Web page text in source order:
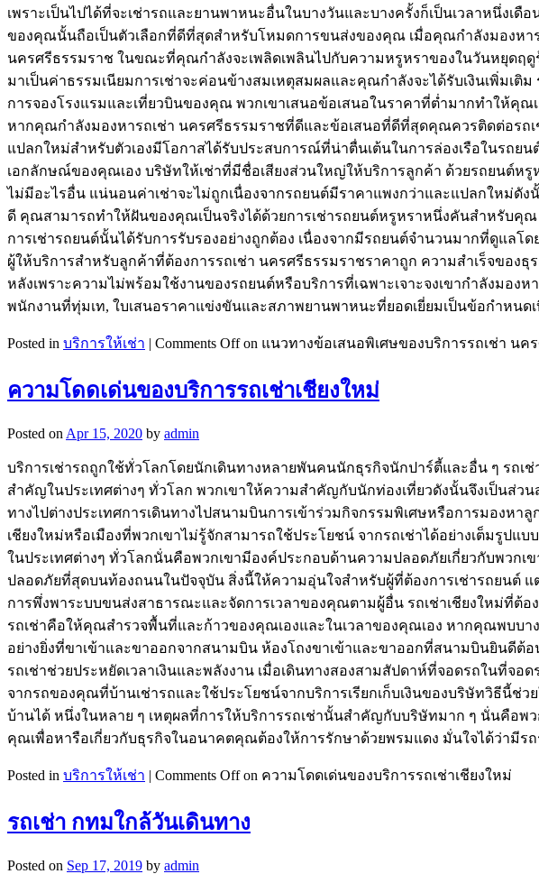
เพราะเป็นไปได้ที่จะเช่ารถและยานพาหนะอื่นในบางวันและบางครั้งก็เป็นเวลาหนึ่งเ
ของคุณนั้นถือเป็นตัวเลือกที่ดีที่สุดสำหรับโหมดการขนส่งของคุณ เมื่อคุณกำลังมองหา
นครศรีธรรมราช ในขณะที่คุณกำลังจะเพลิดเพลินไปกับความหรูหราของในวันหยุดฤ
มาเป็นค่าธรรมเนียมการเช่าจะค่อนข้างสมเหตุสมผลและคุณกำลังจะได้รับเงินเพิ่มเ
การจองโรงแรมและเที่ยวบินของคุณ พวกเขาเสนอข้อเสนอในราคาที่ต่ำมากทำให้
หากคุณกำลังมองหารถเช่า นครศรีธรรมราชที่ดีและข้อเสนอที่ดีที่สุดคุณควรติดต่อรถ
แปลกใหม่สำหรับตัวเองมีโอกาสได้รับประสบการณ์ที่น่าตื่นเต้นในการล่องเรือในรถ
เอกลักษณ์ของคุณเอง บริษัทให้เช่าที่มีชื่อเสียงส่วนใหญ่ให้บริการลูกค้า ด้วยรถยนต์ห
ไม่มีอะไรอื่น แน่นอนค่าเช่าจะไม่ถูกเนื่องจากรถยนต์มีราคาแพงกว่าและแปลกให
ดี คุณสามารถทำให้ฝันของคุณเป็นจริงได้ด้วยการเช่ารถยนต์หรูหราหนึ่งคันสำหรับคุ
การเช่ารถยนต์นั้นได้รับการรับรองอย่างถูกต้อง เนื่องจากมีรถยนต์จำนวนมากที่ดูแล
ผู้ให้บริการสำหรับลูกค้าที่ต้องการรถเช่า นครศรีธรรมราชราคาถูก ความสำเร็จขอ
หลังเพราะความไม่พร้อมใช้งานของรถยนต์หรือบริการที่เฉพาะเจาะจงเขากำลังมอ
พนักงานที่ทุ่มเท, ใบเสนอราคาแข่งขันและสภาพยานพาหนะที่ยอดเยี่ยมเป็นข้อกำหน
Posted in บริการให้เช่า | Comments Offon แนวทางข้อเสนอพิเศษของบริการรถเช่า นค
ความโดดเด่นของบริการรถเช่าเชียงใหม่
Posted on Apr 15, 2020 by admin
บริการเช่ารถถูกใช้ทั่วโลกโดยนักเดินทางหลายพันคนนักธุรกิจนักปาร์ตี้และอื่น ๆ รถเ
สำคัญในประเทศต่างๆ ทั่วโลก พวกเขาให้ความสำคัญกับนักท่องเที่ยวดังนั้นจึงเป็นส่ว
ทางไปต่างประเทศการเดินทางไปสนามบินการเข้าร่วมกิจกรรมพิเศษหรือการมองห
เชียงใหม่หรือเมืองที่พวกเขาไม่รู้จักสามารถใช้ประโยชน์ จากรถเช่าได้อย่างเต็มรู
ในประเทศต่างๆ ทั่วโลกนั่นคือพวกเขามีองค์ประกอบด้านความปลอดภัยเกี่ยวกับพวก
ปลอดภัยที่สุดบนท้องถนนในปัจจุบัน สิ่งนี้ให้ความอุ่นใจสำหรับผู้ที่ต้องการเช่ารถยนต์
การพึ่งพาระบบขนส่งสาธารณะและจัดการเวลาของคุณตามผู้อื่น รถเช่าเชียงใหม่ที่ต้
รถเช่าคือให้คุณสำรวจพื้นที่และก้าวของคุณเองและในเวลาของคุณเอง หากคุณพบบ
อย่างยิ่งที่ขาเข้าและขาออกจากสนามบิน ห้องโถงขาเข้าและขาออกที่สนามบินยินดี
รถเช่าช่วยประหยัดเวลาเงินและพลังงาน เมื่อเดินทางสองสามสัปดาห์ที่จอดรถในที่
จากรถของคุณที่บ้านเช่ารถและใช้ประโยชน์จากบริการเรียกเก็บเงินของบริษัทวิธีนี้
บ้านได้ หนึ่งในหลาย ๆ เหตุผลที่การให้บริการรถเช่านั้นสำคัญกับบริษัทมาก ๆ นั่นคือ
คุณเพื่อหารือเกี่ยวกับธุรกิจในอนาคตคุณต้องให้การรักษาด้วยพรมแดง มั่นใจได้ว่ามี
Posted in บริการให้เช่า | Comments Offon ความโดดเด่นของบริการรถเช่าเชียงใหม่
รถเช่า กทมใกล้วันเดินทาง
Posted on Sep 17, 2019 by admin